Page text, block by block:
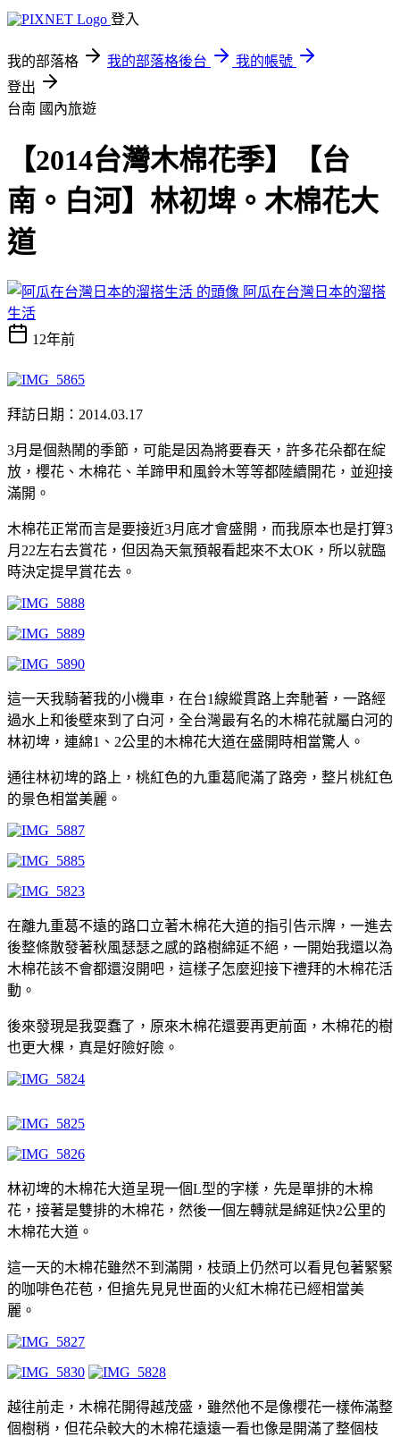
登入
我的部落格 我的部落格後台
我的帳號
登出
台南 國內旅遊
【2014台灣木棉花季】【台
南。白河】林初埤。木棉花大
道
阿瓜在台灣日本的溜搭
生活
12年前
拜訪日期：2014.03.17
3月是個熱鬧的季節，可能是因為將要春天，許多花朵都在綻
放，櫻花、木棉花、羊蹄甲和風鈴木等等都陸續開花，並迎接
滿開。
木棉花正常而言是要接近3月底才會盛開，而我原本也是打算3
月22左右去賞花，但因為天氣預報看起來不太OK，所以就臨
時決定提早賞花去。
這一天我騎著我的小機車，在台1線縱貫路上奔馳著，一路經
過水上和後壁來到了白河，全台灣最有名的木棉花就屬白河的
林初埤，連綿1、2公里的木棉花大道在盛開時相當驚人。
通往林初埤的路上，桃紅色的九重葛爬滿了路旁，整片桃紅色
的景色相當美麗。
在離九重葛不遠的路口立著木棉花大道的指引告示牌，一進去
後整條散發著秋風瑟瑟之感的路樹綿延不絕，一開始我還以為
木棉花該不會都還沒開吧，這樣子怎麼迎接下禮拜的木棉花活
動。
後來發現是我耍蠢了，原來木棉花還要再更前面，木棉花的樹
也更大棵，真是好險好險。
林初埤的木棉花大道呈現一個L型的字樣，先是單排的木棉
花，接著是雙排的木棉花，然後一個左轉就是綿延快2公里的
木棉花大道。
這一天的木棉花雖然不到滿開，枝頭上仍然可以看見包著緊緊
的咖啡色花苞，但搶先見見世面的火紅木棉花已經相當美
麗。
越往前走，木棉花開得越茂盛，雖然他不是像櫻花一樣佈滿整
個樹稍，但花朵較大的木棉花遠遠一看也像是開滿了整個枝